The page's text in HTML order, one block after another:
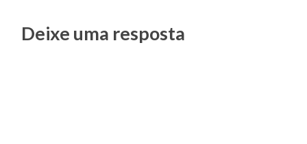
Posts
Deixe uma resposta